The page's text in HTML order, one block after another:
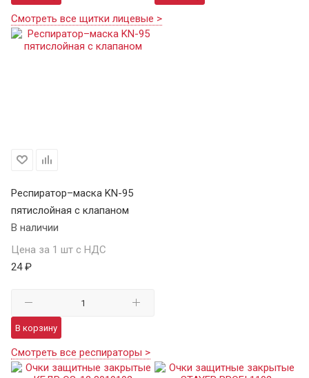
Смотреть все щитки лицевые >
Респиратор–маска KN-95
пятислойная с клапаном
В наличии
Цена за 1 шт с НДС
24 ₽
В корзину
Смотреть все респираторы >